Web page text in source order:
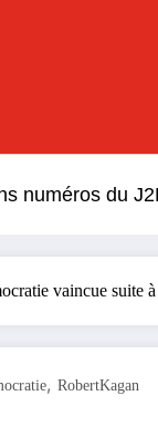
numéros du
vaincue suite
, RobertKagan